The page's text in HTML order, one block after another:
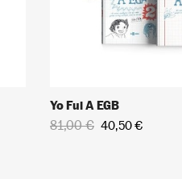
Yo Fui A EGB
81,00 € 40,50 €